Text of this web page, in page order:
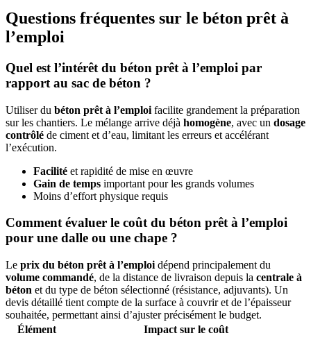
Questions fréquentes sur le béton prêt à
l’emploi
Quel est l’intérêt du béton prêt à l’emploi par
rapport au sac de béton ?
Utiliser du béton prêt à l’emploi facilite grandement la préparation
sur les chantiers. Le mélange arrive déjà homogène, avec un dosage
contrôlé de ciment et d’eau, limitant les erreurs et accélérant
l’exécution.
Facilité et rapidité de mise en œuvre
Gain de temps important pour les grands volumes
Moins d’effort physique requis
Comment évaluer le coût du béton prêt à l’emploi
pour une dalle ou une chape ?
Le prix du béton prêt à l’emploi dépend principalement du
volume commandé, de la distance de livraison depuis la centrale à
béton et du type de béton sélectionné (résistance, adjuvants). Un
devis détaillé tient compte de la surface à couvrir et de l’épaisseur
souhaitée, permettant ainsi d’ajuster précisément le budget.
Élément
Impact sur le coût